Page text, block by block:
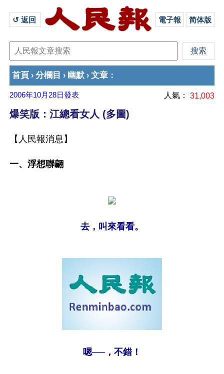
↺ 返回 電子報 简体版
首頁 › 分欄目 › 幽默 › 文章 ：
2006年10月28日發表 人氣： 31,003
爆笑版：江總看女人 (多圖)
【人民報消息】
一、浮想聯翩
去，叫來看看。
嗯──，不錯！